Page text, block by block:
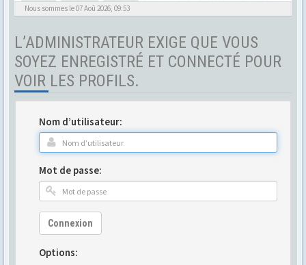
Nous sommes le 07 Aoû 2026, 09:53
L’ADMINISTRATEUR EXIGE QUE VOUS
SOYEZ ENREGISTRÉ ET CONNECTÉ POUR
VOIR LES PROFILS.
Nom d’utilisateur:
Mot de passe:
Connexion
Options: